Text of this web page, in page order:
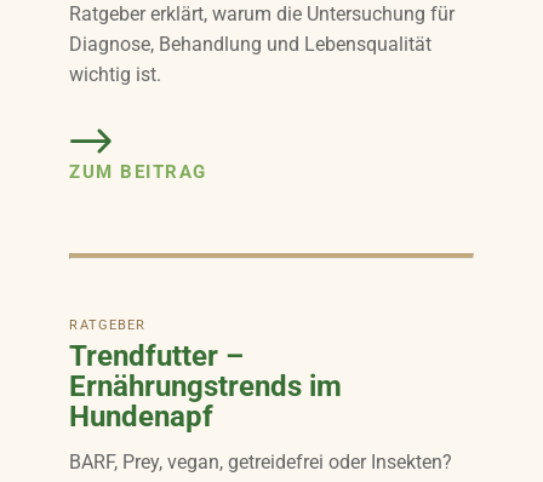
Ratgeber erklärt, warum die Untersuchung für
Diagnose, Behandlung und Lebensqualität
wichtig ist.
ZUM BEITRAG
RATGEBER
Trendfutter –
Ernährungstrends im
Hundenapf
BARF, Prey, vegan, getreidefrei oder Insekten?